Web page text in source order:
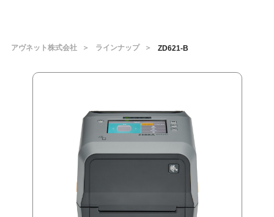
アヴネット株式会社 ラインナップ ZD621-B